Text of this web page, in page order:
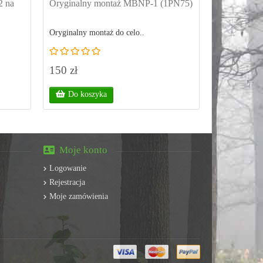
na Oryginalny montaż MBNP-1 (1PN75)
Oryginalny montaż do celo..
150 zł
Do koszyka
Listwa
490
..
450 zł
Do
Moje konto
Logowanie
Rejestracja
Moje zamówienia